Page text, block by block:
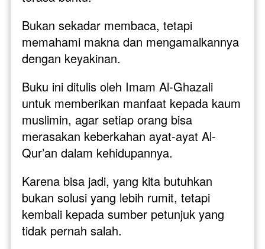
Bukan sekadar membaca, tetapi
memahami makna dan mengamalkannya
dengan keyakinan.
Buku ini ditulis oleh Imam Al-Ghazali
untuk memberikan manfaat kepada kaum
muslimin, agar setiap orang bisa
merasakan keberkahan ayat-ayat Al-
Qur’an dalam kehidupannya.
Karena bisa jadi, yang kita butuhkan
bukan solusi yang lebih rumit, tetapi
kembali kepada sumber petunjuk yang
tidak pernah salah.